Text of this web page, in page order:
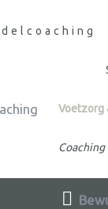
Voetzorg
Coaching